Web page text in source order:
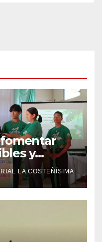
y
en las
LA COSTEÑÍSIMA